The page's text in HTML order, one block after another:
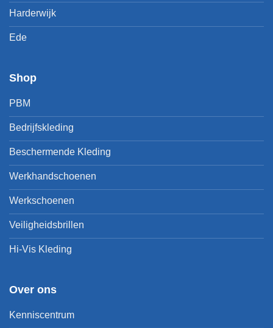
Harderwijk
Ede
Shop
PBM
Bedrijfskleding
Beschermende Kleding
Werkhandschoenen
Werkschoenen
Veiligheidsbrillen
Hi-Vis Kleding
Over ons
Kenniscentrum